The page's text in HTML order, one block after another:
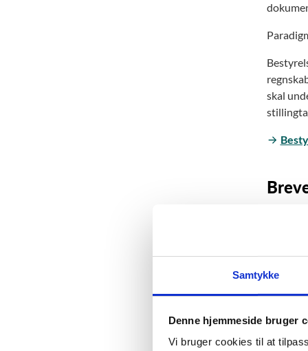
Samtykke
Denne hjemmeside bruger
Vi bruger cookies til at
skal
Få